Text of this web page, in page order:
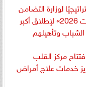
لوزارة التضامن
الاجتماعي في «ستارت 2026» لإطلاق أكبر
وتأهيلهم
مركز القلب
خدمات علاج أمراض